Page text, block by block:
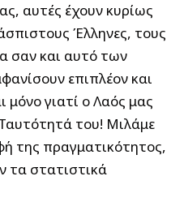
αυτές έχουν κυρίως
Έλληνες, τους
σαν και αυτό των
επιπλέον και
μόνο γιατί ο Λαός μας
του! Μιλάμε
της πραγματικότητος,
τα στατιστικά